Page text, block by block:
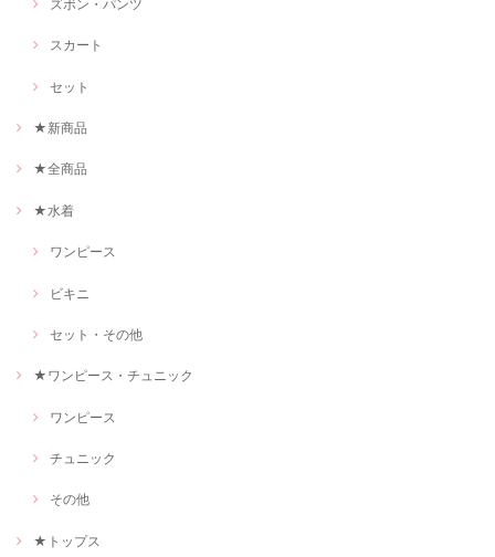
ズボン・パンツ
スカート
セット
★新商品
★全商品
★水着
ワンピース
ビキニ
セット・その他
★ワンピース・チュニック
ワンピース
チュニック
その他
★トップス